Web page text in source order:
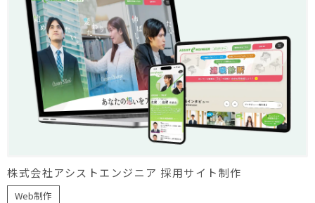
株式会社アシストエンジニア 採用サイト制作
Web制作